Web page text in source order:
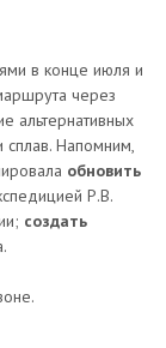
в конце июля и
через
альтернативных
сплав. Напомним,
обновить
Р.В.
создать